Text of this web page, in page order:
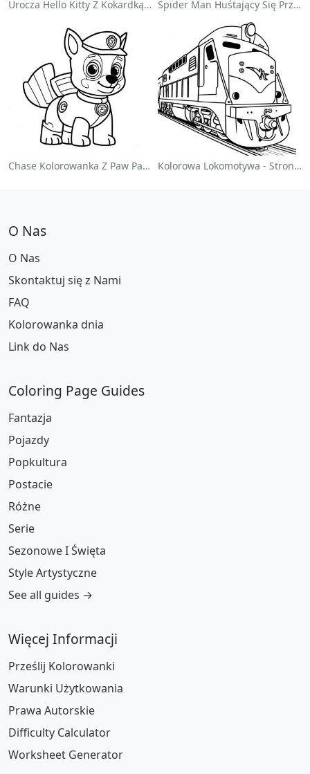
Urocza Hello Kitty Z Kokardką - Kolorowanka Spider Man Huśtający Się Przez Miasto - Kolorowanka
Chase Kolorowanka Z Paw Patrol Kolorowa Lokomotywa - Strona Do Kolorowania
O Nas
O Nas
Skontaktuj się z Nami
FAQ
Kolorowanka dnia
Link do Nas
Coloring Page Guides
Fantazja
Pojazdy
Popkultura
Postacie
Różne
Serie
Sezonowe I Święta
Style Artystyczne
See all guides →
Więcej Informacji
Prześlij Kolorowanki
Warunki Użytkowania
Prawa Autorskie
Difficulty Calculator
Worksheet Generator